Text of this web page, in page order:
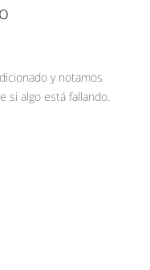
y notamos
si algo está fallando.